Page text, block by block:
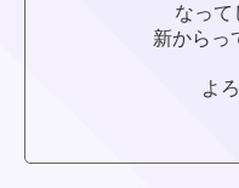
なって
新からっ
よ